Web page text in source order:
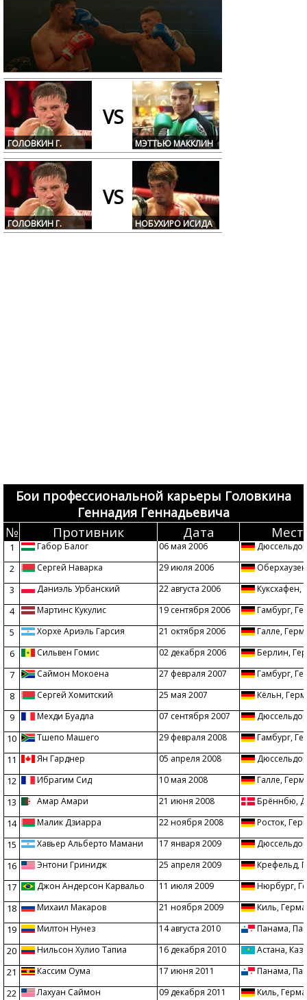
ГОЛОВКИН Г.
VS
МЭТТЬЮ МАККЛИН
ГОЛОВКИН Г.
VS
НОБУХИРО ИСИДА
Бои профессиональной карьеры Головкина
Геннадия Геннадьевича
№ Противник Дата
1 Габор Балог 06 мая 2006
2 Сергей Наварка 29 июля 2006
3 Даниэль Урбанский 22 августа 2006 Куксхафен,
4 Мартинс Кукулис 19 сентября 2006 Гамбург,
5 Хорхе Ариэль Гарсия 21 октября 2006 Галле,
6 Сильвен Гомис 02 декабря 2006 Берлин,
7 Саймон Мокоена 27 февраля 2007 Гамбург,
8 Сергей Хомитский 25 мая 2007 Кёльн,
9 Мехди Буадла 07 сентября 2007
10 Тшепо Машего 29 февраля 2008 Гамбург,
11 Ян Гарднер 05 апреля 2008
12 Ибрагим Сид 10 мая 2008 Галле,
13 Амар Амари 21 июня 2008 Брённбю,
14 Малик Дзиарра 22 ноября 2008 Росток,
15 Хавьер Альберто Мамани 17 января 2009
16 Энтони Гринидж 25 апреля 2009 Крефельд,
17 Джон Андерсон Карвальо 11 июля 2009 Нюрбург,
18 Михаил Макаров 21 ноября 2009 Киль,
19 Милтон Нунез 14 августа 2010 Панама,
20 Нильсон Хулио Тапиа 16 декабря 2010 Астана,
21 Кассим Оума 17 июня 2011 Панама,
22 Лахуан Саймон 09 декабря 2011 Киль,